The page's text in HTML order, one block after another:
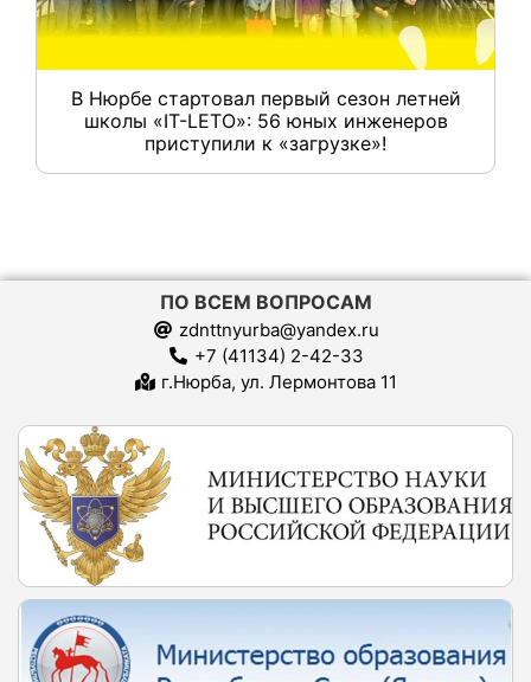
В Нюрбе стартовал первый сезон летней
школы «IT-LETO»: 56 юных инженеров
приступили к «загрузке»!
ПО ВСЕМ ВОПРОСАМ
zdnttnyurba@yandex.ru
+7 (41134) 2-42-33
г.Нюрба, ул. Лермонтова 11